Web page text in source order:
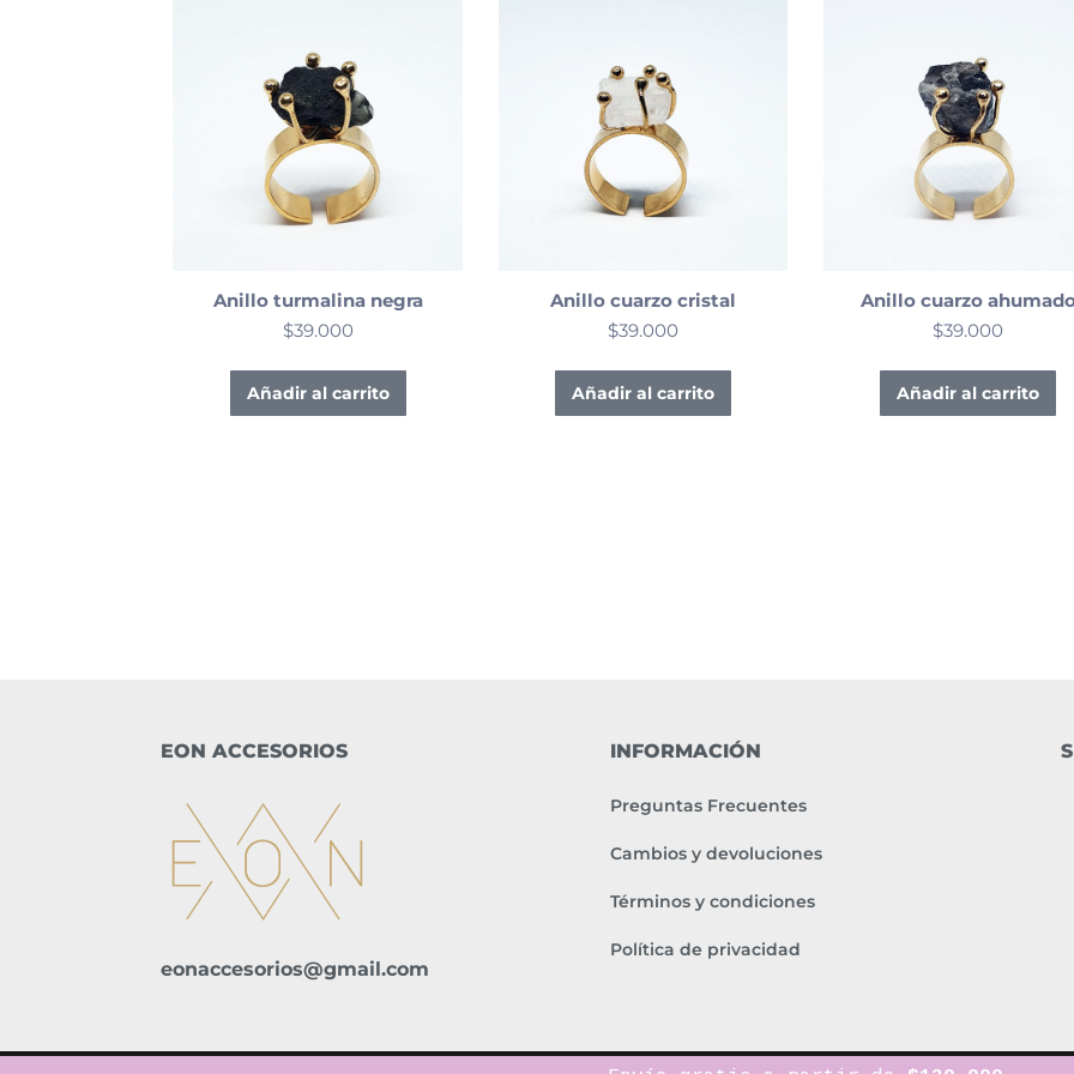
Anillo turmalina negra
$39.000
Añadir al carrito
Anillo cuarzo cristal
$39.000
Añadir al carrito
Anillo cuarzo
$39.000
Añadir al carrito
EON ACCESORIOS
eonaccesorios@gmail.com
INFORMACIÓN
Preguntas Frecuentes
Cambios y devoluciones
Términos y condiciones
Política de privacidad